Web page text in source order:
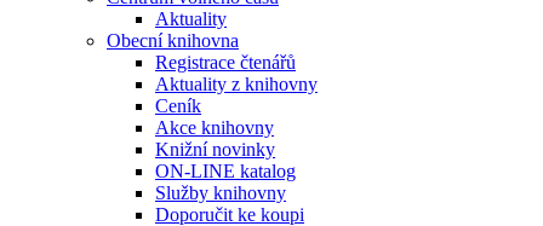
Aktuality
Obecní knihovna
Registrace čtenářů
Aktuality z knihovny
Ceník
Akce knihovny
Knižní novinky
ON-LINE katalog
Služby knihovny
Doporučit ke koupi